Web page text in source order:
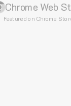
Chrome Web
Featured on Chrome